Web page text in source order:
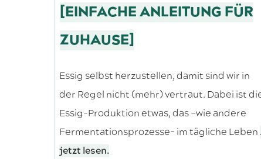
[EINFACHE ANLEITUNG FÜR
ZUHAUSE]
Essig selbst herzustellen, damit sind wir in
der Regel nicht (mehr) vertraut. Dabei ist
Essig-Produktion etwas, das –wie andere
Fermentationsprozesse- im tägliche Leben
jetzt lesen.